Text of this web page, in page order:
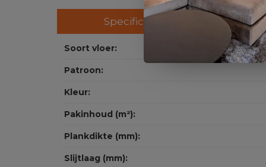
Specificaties
Soort vloer:
Patroon:
Kleur:
Pakinhoud (m²):
Plankdikte (mm):
Slijtlaag (mm):